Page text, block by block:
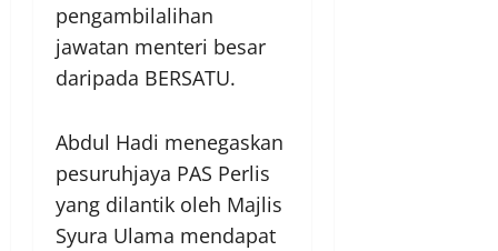
pengambilalihan
jawatan menteri besar
daripada BERSATU.
Abdul Hadi menegaskan
pesuruhjaya PAS Perlis
yang dilantik oleh Majlis
Syura Ulama mendapat